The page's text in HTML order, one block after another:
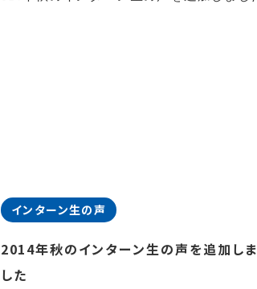
インターン生の声
2014年秋のインターン生の声を追加しま
した